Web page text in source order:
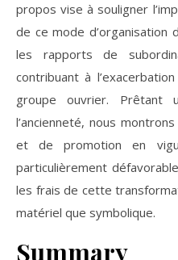
propos vise à souligner
de ce mode d’organisation
les rapports de
contribuant à
groupe ouvrier. Prêtant
l’ancienneté, nous
et de promotion en
particulièrement
les frais de cette
matériel que symbolique.
Summary